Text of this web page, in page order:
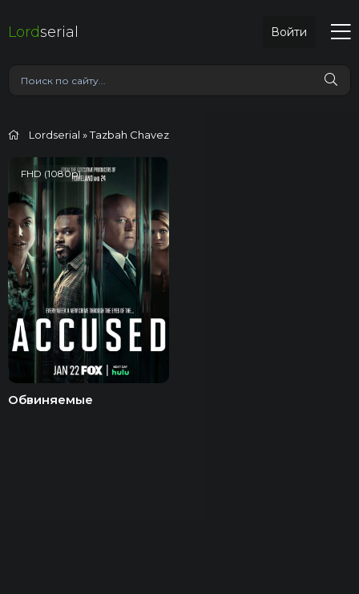
Lordserial Войти
Lordserial » Tazbah Chavez
FHD (1080p)
Обвиняемые